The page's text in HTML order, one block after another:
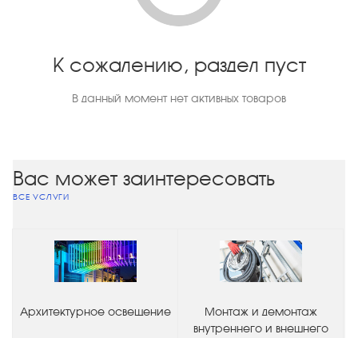
К сожалению, раздел пуст
В данный момент нет активных товаров
Вас может заинтересовать
ВСЕ УСЛУГИ
Архитектурное освещение
Монтаж и демонтаж
внутреннего и внешнего